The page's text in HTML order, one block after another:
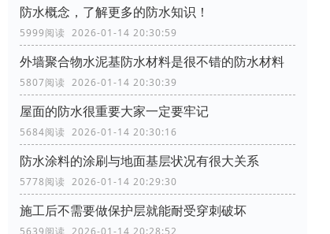
防水概念，了解更多的防水知识！
5999阅读 2026-01-14 20:30:59
外墙聚合物水泥基防水材料是很不错的防水材料
5807阅读 2026-01-14 20:30:39
屋面的防水很重要大家一定要牢记
5684阅读 2026-01-14 20:30:16
防水涂料的涂刷与地面基层状况有很大关系
5778阅读 2026-01-14 20:29:30
施工后不需要做保护层就能耐受穿刺破坏